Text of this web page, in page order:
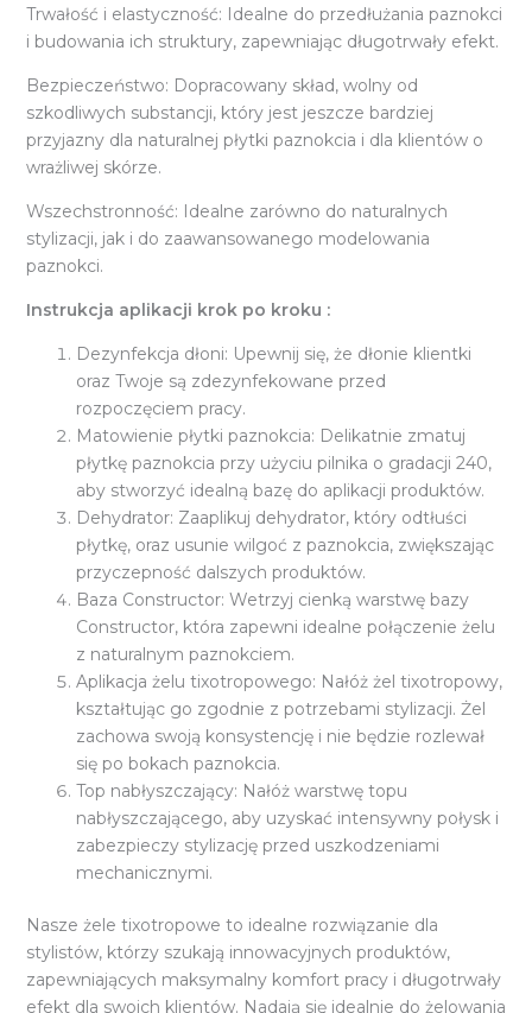
Trwałość i elastyczność: Idealne do przedłużania paznokci
i budowania ich struktury, zapewniając długotrwały efekt.
Bezpieczeństwo: Dopracowany skład, wolny od
szkodliwych substancji, który jest jeszcze bardziej
przyjazny dla naturalnej płytki paznokcia i dla klientów o
wrażliwej skórze.
Wszechstronność: Idealne zarówno do naturalnych
stylizacji, jak i do zaawansowanego modelowania
paznokci.
Instrukcja aplikacji krok po kroku :
Dezynfekcja dłoni: Upewnij się, że dłonie klientki
oraz Twoje są zdezynfekowane przed
rozpoczęciem pracy.
Matowienie płytki paznokcia: Delikatnie zmatuj
płytkę paznokcia przy użyciu pilnika o gradacji 240,
aby stworzyć idealną bazę do aplikacji produktów.
Dehydrator: Zaaplikuj dehydrator, który odtłuści
płytkę, oraz usunie wilgoć z paznokcia, zwiększając
przyczepność dalszych produktów.
Baza Constructor: Wetrzyj cienką warstwę bazy
Constructor, która zapewni idealne połączenie żelu
z naturalnym paznokciem.
Aplikacja żelu tixotropowego: Nałóż żel tixotropowy,
kształtując go zgodnie z potrzebami stylizacji. Żel
zachowa swoją konsystencję i nie będzie rozlewał
się po bokach paznokcia.
Top nabłyszczający: Nałóż warstwę topu
nabłyszczającego, aby uzyskać intensywny połysk i
zabezpieczy stylizację przed uszkodzeniami
mechanicznymi.
Nasze żele tixotropowe to idealne rozwiązanie dla
stylistów, którzy szukają innowacyjnych produktów,
zapewniających maksymalny komfort pracy i długotrwały
efekt dla swoich klientów. Nadają się idealnie do żelowania